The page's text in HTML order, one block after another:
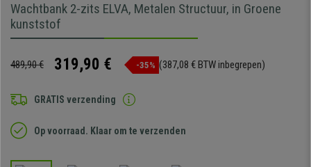
Wachtbank 2-zits ELVA, Metalen Structuur, in Groene
kunststof
489,90 € 319,90 € -35% (387,08 € BTW inbegrepen)
GRATIS verzending
Op voorraad. Klaar om te verzenden